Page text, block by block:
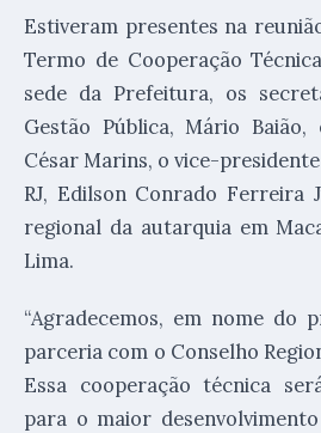
Estiveram presentes na
Termo de Cooperação
sede da Prefeitura, os
Gestão Pública, Mário Baião,
César Marins, o vice-
RJ, Edilson Conrado Ferreira
regional da autarquia em
Lima.
“Agradecemos, em nome do
parceria com o Conselho
Essa cooperação técnica
para o maior